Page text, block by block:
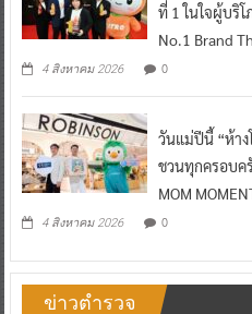
ที่ 1 ในใจผู้บริ
No.1 Brand
4 สิงหาคม 2026 0
วันแม่ปีนี้ “ห้าง
ชวนทุกครอบค
MOM
4 สิงหาคม 2026 0
ข่าวตำรวจ